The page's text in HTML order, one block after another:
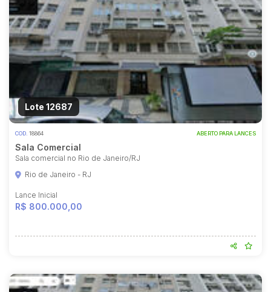
Lote 12687
COD. 18864 ABERTO PARA LANCES
Sala Comercial
Sala comercial no Rio de Janeiro/RJ
Rio de Janeiro - RJ
Lance Inicial
R$ 800.000,00